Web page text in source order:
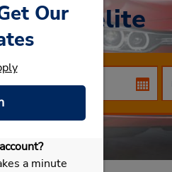
Satelite
carro
Our
a minute